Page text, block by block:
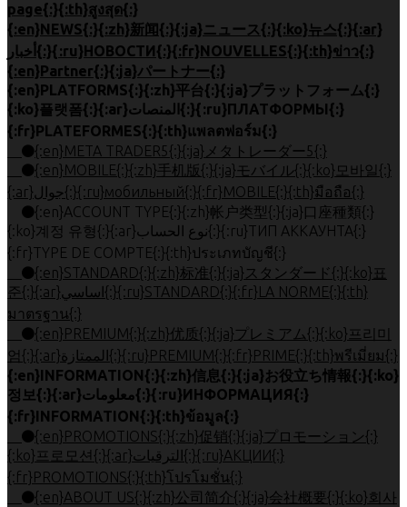
page{:}{:th}สูงสุด{:}
{:en}NEWS{:}{:zh}新闻{:}{:ja}ニュース{:}{:ko}뉴스{:}{:ar}
أخبار{:}{:ru}НОВОСТИ{:}{:fr}NOUVELLES{:}{:th}ข่าว{:}
{:en}Partner{:}{:ja}パートナー{:}
{:en}PLATFORMS{:}{:zh}平台{:}{:ja}プラットフォーム{:}
{:ko}플랫폼{:}{:ar}المنصات{:}{:ru}ПЛАТФОРМЫ{:}
{:fr}PLATEFORMES{:}{:th}แพลตฟอร์ม{:}
{:en}META TRADER5{:}{:ja}メタトレーダー5{:}
{:en}MOBILE{:}{:zh}手机版{:}{:ja}モバイル{:}{:ko}모바일{:}
{:ar}جوال{:}{:ru}мобильный{:}{:fr}MOBILE{:}{:th}มือถือ{:}
{:en}ACCOUNT TYPE{:}{:zh}帐户类型{:}{:ja}口座種類{:}
{:ko}계정 유형{:}{:ar}نوع الحساب{:}{:ru}ТИП АККАУНТА{:}
{:fr}TYPE DE COMPTE{:}{:th}ประเภทบัญชี{:}
{:en}STANDARD{:}{:zh}标准{:}{:ja}スタンダード{:}{:ko}표
준{:}{:ar}اساسي{:}{:ru}STANDARD{:}{:fr}LA NORME{:}{:th}
มาตรฐาน{:}
{:en}PREMIUM{:}{:zh}优质{:}{:ja}プレミアム{:}{:ko}프리미
엄{:}{:ar}الممتازة{:}{:ru}PREMIUM{:}{:fr}PRIME{:}{:th}พรีเมี่ยม{:}
{:en}INFORMATION{:}{:zh}信息{:}{:ja}お役立ち情報{:}{:ko}
정보{:}{:ar}معلومات{:}{:ru}ИНФОРМАЦИЯ{:}
{:fr}INFORMATION{:}{:th}ข้อมูล{:}
{:en}PROMOTIONS{:}{:zh}促销{:}{:ja}プロモーション{:}
{:ko}프로모션{:}{:ar}الترقيات{:}{:ru}АКЦИИ{:}
{:fr}PROMOTIONS{:}{:th}โปรโมชั่น{:}
{:en}ABOUT US{:}{:zh}公司简介{:}{:ja}会社概要{:}{:ko}회사